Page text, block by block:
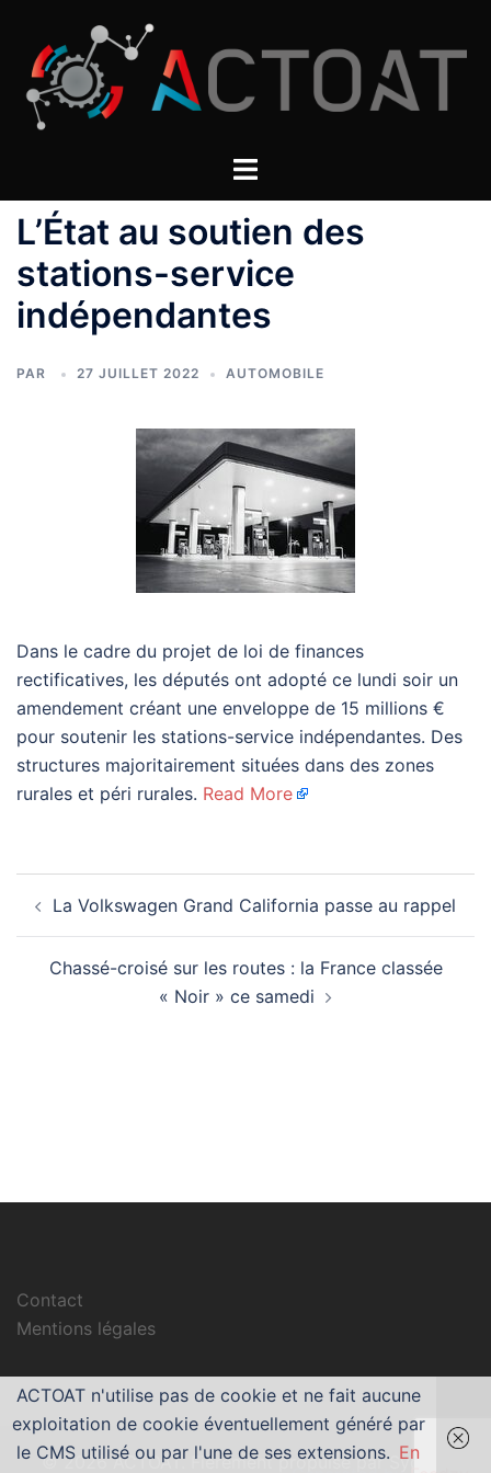
contenu
L’État au soutien des
stations-service
indépendantes
PAR 27 JUILLET 2022 AUTOMOBILE
Dans le cadre du projet de loi de finances
rectificatives, les députés ont adopté ce lundi soir un
amendement créant une enveloppe de 15 millions €
pour soutenir les stations-service indépendantes. Des
structures majoritairement situées dans des zones
rurales et péri rurales. Read More
d’article
La Volkswagen Grand California passe au rappel
Chassé-croisé sur les routes : la France classée
« Noir » ce samedi
Contact
Mentions légales
© 2026 ACTOAT. Fièrement propulsé parSydney
ACTOAT n'utilise pas de cookie et ne fait aucune
exploitation de cookie éventuellement généré par
le CMS utilisé ou par l'une de ses extensions. En